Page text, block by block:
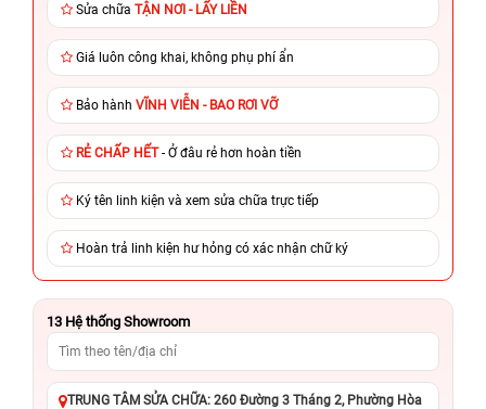
Sửa chữa TẬN NƠI - LẤY LIỀN
Giá luôn công khai, không phụ phí ẩn
Bảo hành VĨNH VIỄN - BAO RƠI VỠ
RẺ CHẤP HẾT- Ở đâu rẻ hơn hoàn tiền
Ký tên linh kiện và xem sửa chữa trực tiếp
Hoàn trả linh kiện hư hỏng có xác nhận chữ ký
13 Hệ thống Showroom
TRUNG TÂM SỬA CHỮA: 260 Đường 3 Tháng 2, Phường Hòa